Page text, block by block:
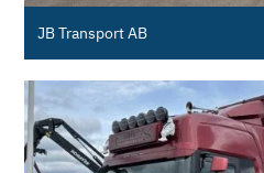
JB Transport AB